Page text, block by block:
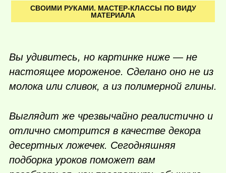
СВОИМИ РУКАМИ. МАСТЕР-КЛАССЫ ПО ВИДУ
МАТЕРИАЛА
Вы удивитесь, но картинке ниже — не
настоящее мороженое. Сделано оно не из
молока или сливок, а из полимерной глины.
Выглядит же чрезвычайно реалистично и
отлично смотрится в качестве декора
десертных ложечек. Сегодняшняя
подборка уроков поможет вам